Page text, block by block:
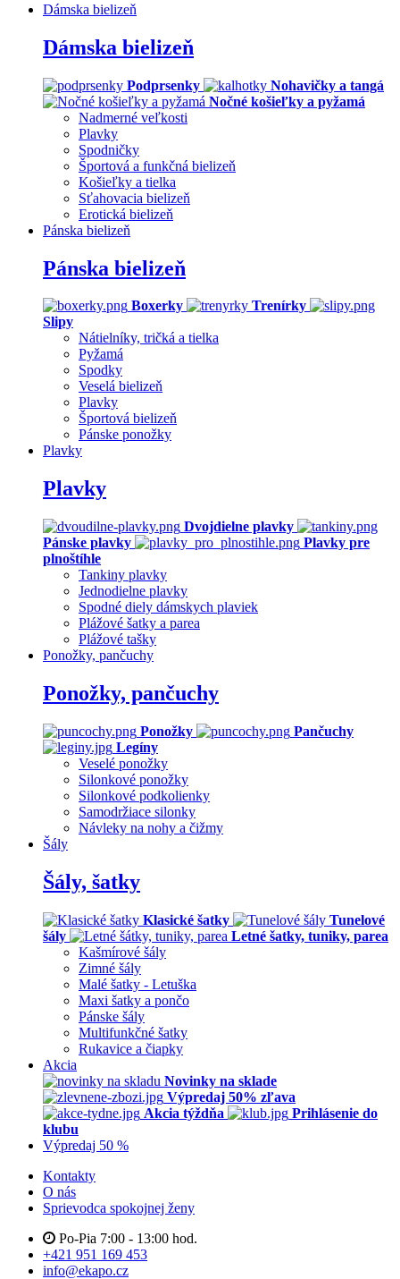
Dámska bielizeň
Dámska bielizeň
Podprsenky
Nohavičky a tangá
Nočné košieľky a pyžamá
Nadmerné veľkosti
Plavky
Spodničky
Športová a funkčná bielizeň
Košieľky a tielka
Sťahovacia bielizeň
Erotická bielizeň
Pánska bielizeň
Pánska bielizeň
Boxerky
Trenírky
Slipy
Nátielníky, tričká a tielka
Pyžamá
Spodky
Veselá bielizeň
Plavky
Športová bielizeň
Pánske ponožky
Plavky
Plavky
Dvojdielne plavky
Pánske plavky
Plavky pre
plnoštíhle
Tankiny plavky
Jednodielne plavky
Spodné diely dámskych plaviek
Plážové šatky a parea
Plážové tašky
Ponožky, pančuchy
Ponožky, pančuchy
Ponožky
Pančuchy
Legíny
Veselé ponožky
Silonkové ponožky
Silonkové podkolienky
Samodržiace silonky
Návleky na nohy a čižmy
Šály
Šály, šatky
Klasické šatky
Tunelové
šály
Letné šatky, tuniky, parea
Kašmírové šály
Zimné šály
Malé šatky - Letuška
Maxi šatky a pončo
Pánske šály
Multifunkčné šatky
Rukavice a čiapky
Akcia
Novinky na sklade
Výpredaj 50% zľava
Akcia týždňa
Prihlásenie do
klubu
Výpredaj 50 %
Kontakty
O nás
Sprievodca spokojnej ženy
Po-Pia 7:00 - 13:00 hod.
+421 951 169 453
info@ekapo.cz